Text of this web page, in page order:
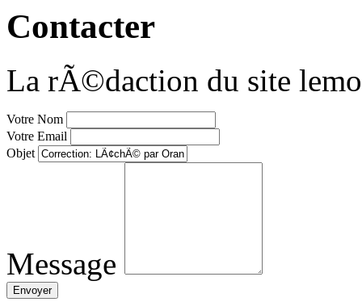
Contacter
La rÃ©daction du site
Votre Nom
Votre Email
Objet
Message